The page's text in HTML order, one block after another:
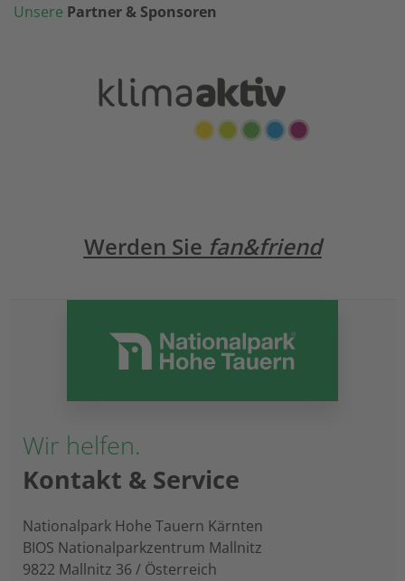
Unsere Partner & Sponsoren
Werden Sie fan&friend
Wir helfen.
Kontakt & Service
Nationalpark Hohe Tauern Kärnten
BIOS Nationalparkzentrum Mallnitz
9822 Mallnitz 36 / Österreich